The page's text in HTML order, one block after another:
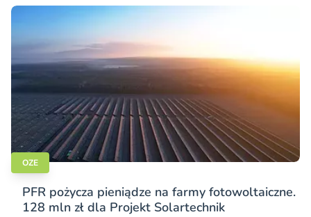
OZE
PFR pożycza pieniądze na farmy fotowoltaiczne.
128 mln zł dla Projekt Solartechnik